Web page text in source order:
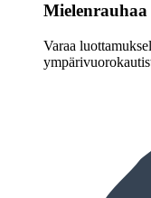
Mielenrauhaa
Varaa